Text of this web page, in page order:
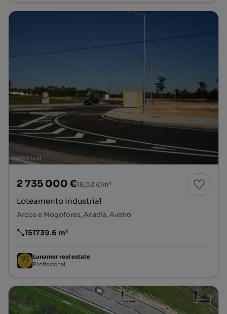
2 735 000 €18,02 €/m²
Loteamento industrial
Arcos e Mogofores, Anadia, Aveiro
Preço por metro quadrado
151739.6 m²
Lunamer real estate
Profissional